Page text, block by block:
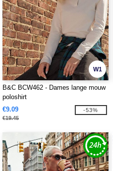
W1
B&C BCW462 - Dames lange mouw
poloshirt
€9.09
€19.45
-53%